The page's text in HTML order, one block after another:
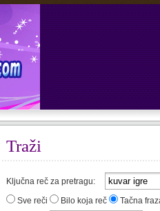
Traži
Ključna reč za pretragu:
Sve reči
Bilo koja reč
Tačna